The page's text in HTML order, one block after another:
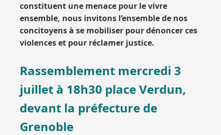
constituent une menace pour le vivre
ensemble, nous invitons l’ensemble de nos
concitoyens à se mobiliser pour dénoncer ces
violences et pour réclamer justice.
Rassemblement mercredi 3
juillet à 18h30 place Verdun,
devant la préfecture de
Grenoble